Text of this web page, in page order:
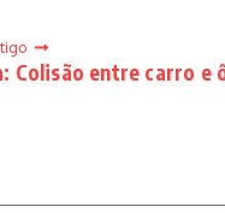
Colisão entre carro e